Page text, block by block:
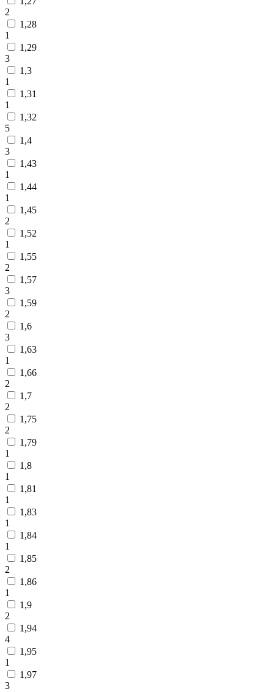
2
1,28
1
1,29
3
1,3
1
1,31
1
1,32
5
1,4
3
1,43
1
1,44
1
1,45
2
1,52
1
1,55
2
1,57
3
1,59
2
1,6
3
1,63
1
1,66
2
1,7
2
1,75
2
1,79
1
1,8
1
1,81
1
1,83
1
1,84
1
1,85
2
1,86
1
1,9
2
1,94
4
1,95
1
1,97
3